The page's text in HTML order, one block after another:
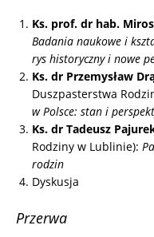
Ks. prof. dr hab.
Badania naukowe i
rys historyczny i nowe
Ks. dr Przemysław
Duszpasterstwa
w Polsce: stan i
Ks. dr Tadeusz
Rodziny w Lublinie):
rodzin
Dyskusja
Przerwa